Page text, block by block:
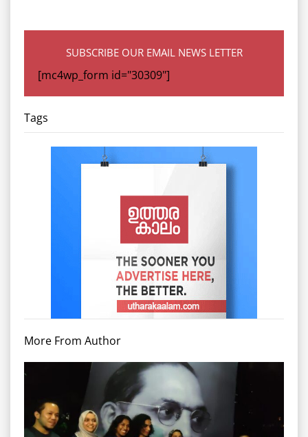
SUBSCRIBE OUR EMAIL NEWS LETTER
[mc4wp_form id="30309"]
Tags
More From Author